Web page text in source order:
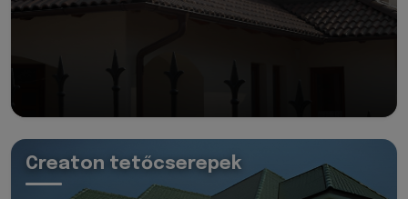
Creaton tetőcserepek